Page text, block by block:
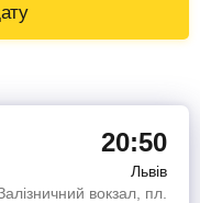
20:50
Львів
вокзал, пл.